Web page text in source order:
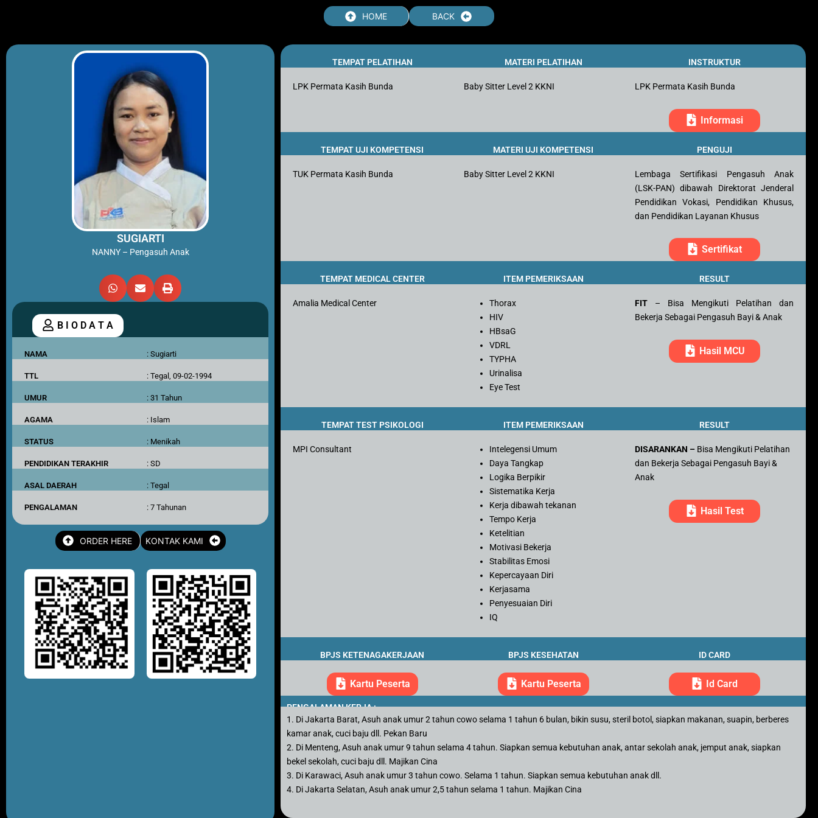
HOME BACK
SUGIARTI
NANNY – Pengasuh Anak
B I O D A T A
NAMA : Sugiarti
TTL : Tegal, 09-02-1994
UMUR : 31 Tahun
AGAMA : Islam
STATUS : Menikah
PENDIDIKAN TERAKHIR : SD
ASAL DAERAH : Tegal
PENGALAMAN : 7 Tahunan
ORDER HERE KONTAK KAMI
TEMPAT PELATIHAN MATERI PELATIHAN INSTRUKTUR
LPK Permata Kasih Bunda Baby Sitter Level 2 KKNI LPK Permata Kasih Bunda
Informasi
TEMPAT UJI KOMPETENSI MATERI UJI KOMPETENSI PENGUJI
TUK Permata Kasih Bunda Baby Sitter Level 2 KKNI
Lembaga Sertifikasi Pengasuh Anak
(LSK-PAN) dibawah Direktorat Jenderal
Pendidikan Vokasi, Pendidikan Khusus,
dan Pendidikan Layanan Khusus
Sertifikat
TEMPAT MEDICAL CENTER ITEM PEMERIKSAAN RESULT
Amalia Medical Center
Thorax
HIV
HBsaG
VDRL
TYPHA
Urinalisa
Eye Test
FIT – Bisa Mengikuti Pelatihan dan
Bekerja Sebagai Pengasuh Bayi & Anak
Hasil MCU
TEMPAT TEST PSIKOLOGI ITEM PEMERIKSAAN RESULT
MPI Consultant
Intelegensi Umum
Daya Tangkap
Logika Berpikir
Sistematika Kerja
Kerja dibawah tekanan
Tempo Kerja
Ketelitian
Motivasi Bekerja
Stabilitas Emosi
Kepercayaan Diri
Kerjasama
Penyesuaian Diri
IQ
DISARANKAN – Bisa Mengikuti Pelatihan
dan Bekerja Sebagai Pengasuh Bayi &
Anak
Hasil Test
BPJS KETENAGAKERJAAN BPJS KESEHATAN ID CARD
Kartu Peserta Kartu Peserta Id Card
PENGALAMAN KERJA :
1. Di Jakarta Barat, Asuh anak umur 2 tahun cowo selama 1 tahun 6 bulan, bikin susu, steril botol, siapkan makanan, suapin, berberes
kamar anak, cuci baju dll. Pekan Baru
2. Di Menteng, Asuh anak umur 9 tahun selama 4 tahun. Siapkan semua kebutuhan anak, antar sekolah anak, jemput anak, siapkan
bekel sekolah, cuci baju dll. Majikan Cina
3. Di Karawaci, Asuh anak umur 3 tahun cowo. Selama 1 tahun. Siapkan semua kebutuhan anak dll.
4. Di Jakarta Selatan, Asuh anak umur 2,5 tahun selama 1 tahun. Majikan Cina